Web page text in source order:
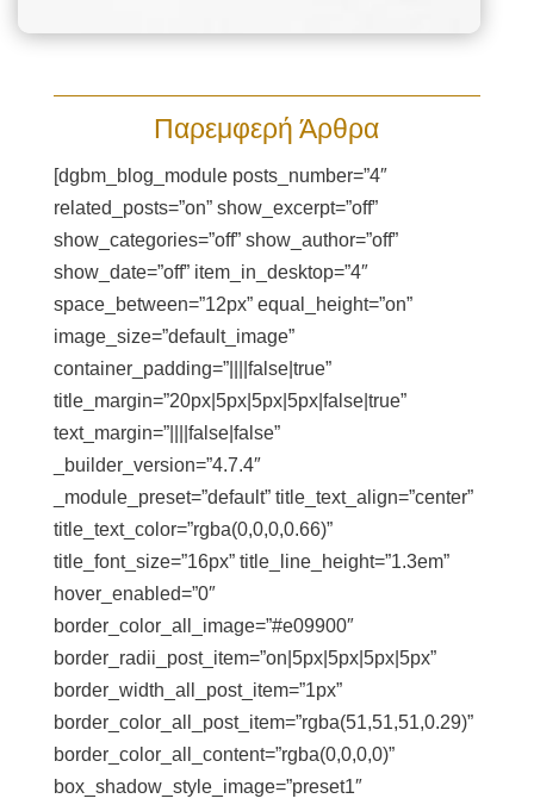
Παρεμφερή Άρθρα
[dgbm_blog_module posts_number=”4″
related_posts=”on” show_excerpt=”off”
show_categories=”off” show_author=”off”
show_date=”off” item_in_desktop=”4″
space_between=”12px” equal_height=”on”
image_size=”default_image”
container_padding=”||||false|true”
title_margin=”20px|5px|5px|5px|false|true”
text_margin=”||||false|false”
_builder_version=”4.7.4″
_module_preset=”default” title_text_align=”center”
title_text_color=”rgba(0,0,0,0.66)”
title_font_size=”16px” title_line_height=”1.3em”
hover_enabled=”0″
border_color_all_image=”#e09900″
border_radii_post_item=”on|5px|5px|5px|5px”
border_width_all_post_item=”1px”
border_color_all_post_item=”rgba(51,51,51,0.29)”
border_color_all_content=”rgba(0,0,0,0)”
box_shadow_style_image=”preset1″